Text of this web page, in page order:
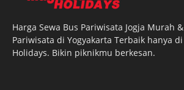
Harga Sewa Bus Pariwisata Jogja Murah
Pariwisata di Yogyakarta Terbaik hanya
Holidays. Bikin piknikmu berkesan.